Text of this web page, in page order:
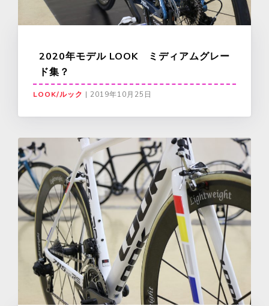
2020年モデル LOOK ミディアムグレー
ド集？
LOOK/ルック | 2019年10月25日